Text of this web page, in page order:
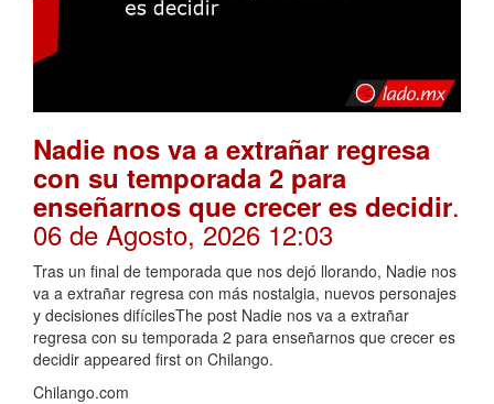
Nadie nos va a extrañar regresa
con su temporada 2 para
enseñarnos que crecer es decidir.
06 de Agosto, 2026 12:03
Tras un final de temporada que nos dejó llorando, Nadie nos
va a extrañar regresa con más nostalgia, nuevos personajes
y decisiones difícilesThe post Nadie nos va a extrañar
regresa con su temporada 2 para enseñarnos que crecer es
decidir appeared first on Chilango.
Chilango.com